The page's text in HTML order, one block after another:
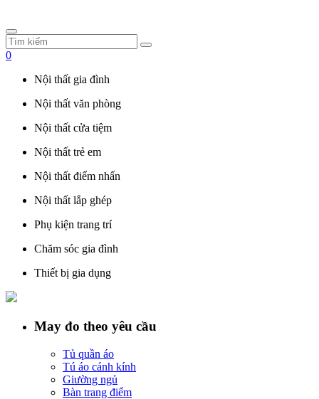
0
Nội thất gia đình
Nội thất văn phòng
Nội thất cửa tiệm
Nội thất trẻ em
Nội thất điểm nhấn
Nội thất lắp ghép
Phụ kiện trang trí
Chăm sóc gia đình
Thiết bị gia dụng
May đo theo yêu cầu
Tủ quần áo
Tú áo cánh kính
Giường ngủ
Bàn trang điểm